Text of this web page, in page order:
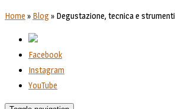
Home » Blog» Degustazione, tecnica e strumenti
Facebook
Instagram
YouTube